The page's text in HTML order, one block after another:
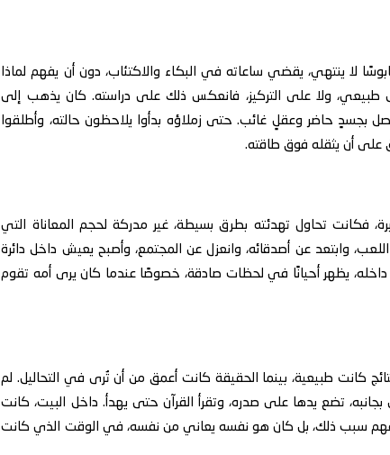
لا ينتهي، يقضي ساعاته في البكاء والاكتئاب، دون أن يفهم لماذا
طبيعي، ولا على التركيز، فانعكس ذلك على دراسته. كان يذهب إلى
بجسدٍ حاضر وعقلٍ غائب. حتى زملاؤه بدأوا يلاحظون حالته، وأطلقوا
على أن يثقله فوق طاقته.
فكانت تحاول تهدئته بطرق بسيطة، غير مدركة لحجم المعاناة التي
وابتعد عن أصدقائه، وانعزل عن المجتمع، وأصبح يعيش داخل دائرة
يظهر أحيانًا في لحظات صادقة، خصوصًا عندما كان يرى أمه تقوم
كانت طبيعية، بينما الحقيقة كانت أعمق من أن تُرى في التحاليل. لم
تضع يدها على صدره، وتقرأ القرآن حتى يهدأ. داخل البيت، كانت
يفهم سبب ذلك، بل كان هو نفسه يعاني من نفسه، في الوقت الذي كانت